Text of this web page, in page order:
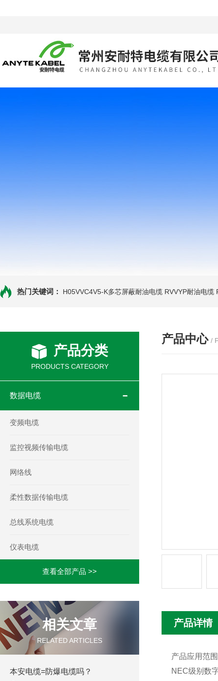
热门关键词： H05VVC4V5-K多芯屏蔽耐油电缆 RVVYP耐油电缆
产品分类
PRODUCTS CATEGORY
数据电缆
变频电缆
监控视频传输电缆
网络线
柔性数据传输电缆
总线系统电缆
仪表电缆
查看全部产品 >>
相关文章
RELATED ARTICLES
本安电缆=防爆电缆吗？
产品中心 /
产品详情
产品应用范
NEC级别数